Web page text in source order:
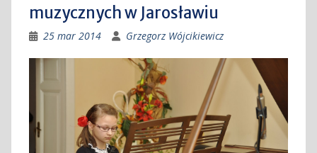
muzycznych w Jarosławiu
25 mar 2014 Grzegorz Wójcikiewicz